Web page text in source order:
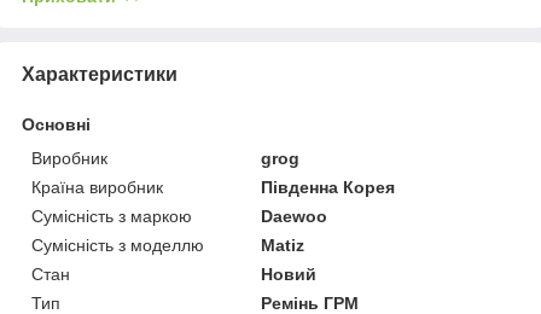
Характеристики
Основні
Виробник
grog
Країна виробник
Південна Корея
Сумісність з маркою
Daewoo
Сумісність з моделлю
Matiz
Стан
Новий
Тип
Ремінь ГРМ